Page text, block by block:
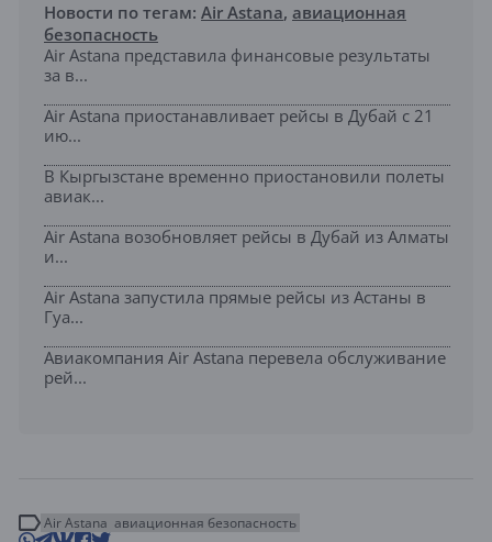
Новости по тегам: Air Astana, авиационная
безопасность
Air Astana представила финансовые результаты
за в...
Air Astana приостанавливает рейсы в Дубай с 21
ию...
В Кыргызстане временно приостановили полеты
авиак...
Air Astana возобновляет рейсы в Дубай из Алматы
и...
Air Astana запустила прямые рейсы из Астаны в
Гуа...
Авиакомпания Air Astana перевела обслуживание
рей...
Air Astana авиационная безопасность